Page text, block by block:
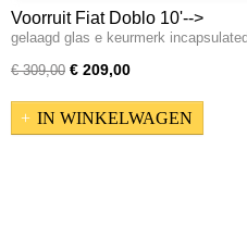
Voorruit Fiat Doblo 10'-->
gelaagd glas e keurmerk
€ 309,00 € 209,00
IN WINKELWAGEN